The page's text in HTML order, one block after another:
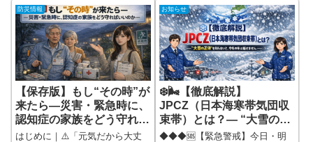
防災情報
【保存版】もし“その時”が
来たら―災害・緊急時に、
認知症の家族をどう守れば
いいのか―
はじめに｜⚠️「元気だから大丈
お知らせ
❄️🌬️【徹底解説】
JPCZ（日本海寒帯気団収
束帯）とは？― “大雪の正
体”を知らないと、今年の
◆◆◆🆘【緊急警戒】今日・明